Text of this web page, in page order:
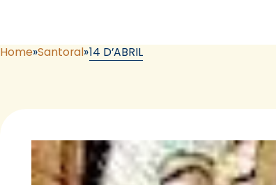
Home Santoral 14 D’ABRIL